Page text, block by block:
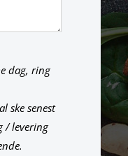
dag, ring
ske senest
/ levering